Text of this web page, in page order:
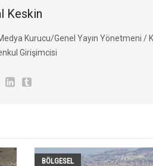
Keskin
Kurucu/Genel Yayın Yönetmeni
Girişimcisi
BÖLGESEL